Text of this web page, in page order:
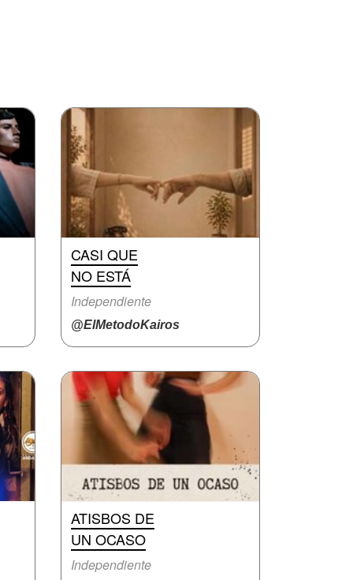
CASI QUE
NO ESTÁ
Independiente
@ElMetodoKairos
ATISBOS DE
UN OCASO
Independiente